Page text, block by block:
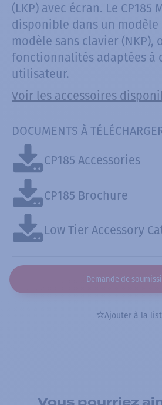
(LKP) avec écran. Le CP185
disponible dans un modèle
modèle sans clavier (NKP),
fonctionnalités adaptées à
utilisateur.
Voir les accessoires
DOCUMENTS À
CP185 Accessories
CP185 Brochure
Low Tier Accessory
Demande de
Ajouter à la